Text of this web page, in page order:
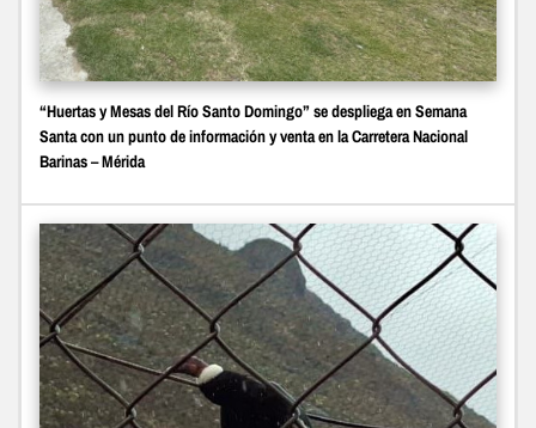
“Huertas y Mesas del Río Santo Domingo” se despliega en Semana
Santa con un punto de información y venta en la Carretera Nacional
Barinas – Mérida